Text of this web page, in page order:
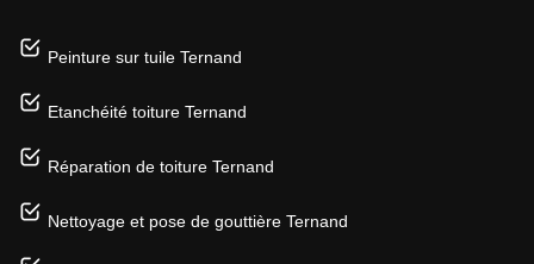
Peinture sur tuile Ternand
Etanchéité toiture Ternand
Réparation de toiture Ternand
Nettoyage et pose de gouttière Ternand